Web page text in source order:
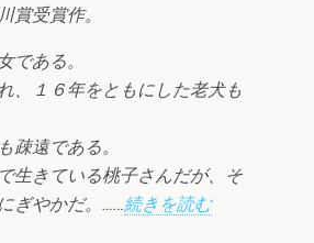
賞受賞作。
である。
、１６年をともにした老犬も
疎遠である。
生きている桃子さんだが、そ
ぎやかだ。……続きを読む